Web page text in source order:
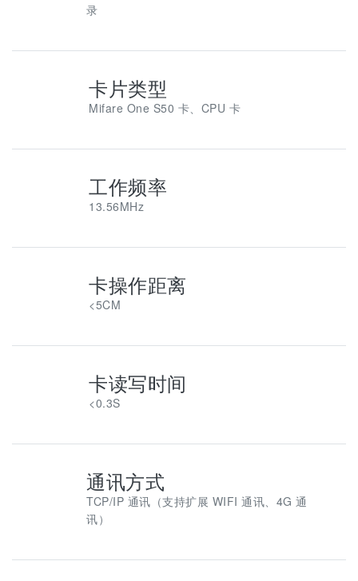
录
卡片类型
Mifare One S50 卡、CPU 卡
工作频率
13.56MHz
卡操作距离
<5CM
卡读写时间
<0.3S
通讯方式
TCP/IP 通讯（支持扩展 WIFI 通讯、4G 通
讯）